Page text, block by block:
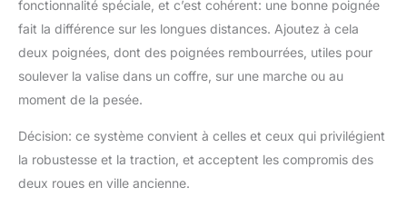
fonctionnalité spéciale, et c’est cohérent: une bonne poignée
fait la différence sur les longues distances. Ajoutez à cela
deux poignées, dont des poignées rembourrées, utiles pour
soulever la valise dans un coffre, sur une marche ou au
moment de la pesée.
Décision: ce système convient à celles et ceux qui privilégient
la robustesse et la traction, et acceptent les compromis des
deux roues en ville ancienne.